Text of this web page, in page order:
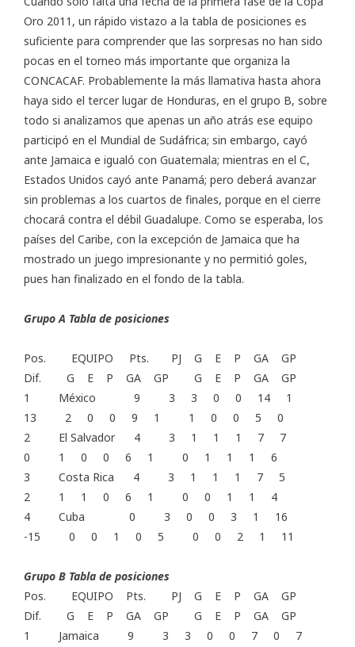
Oro 2011, un rápido vistazo a la tabla de posiciones es
suficiente para comprender que las sorpresas no han sido
pocas en el torneo más importante que organiza la
CONCACAF. Probablemente la más llamativa hasta ahora
haya sido el tercer lugar de Honduras, en el grupo B, sobre
todo si analizamos que apenas un año atrás ese equipo
participó en el Mundial de Sudáfrica; sin embargo, cayó
ante Jamaica e igualó con Guatemala; mientras en el C,
Estados Unidos cayó ante Panamá; pero deberá avanzar
sin problemas a los cuartos de finales, porque en el cierre
chocará contra el débil Guadalupe. Como se esperaba, los
países del Caribe, con la excepción de Jamaica que ha
mostrado un juego impresionante y no permitió goles,
pues han finalizado en el fondo de la tabla.
Grupo A Tabla de posiciones
Pos. EQUIPO Pts. PJ G E P GA GP
Dif. G E P GA GP G E P GA GP
1 México 9 3 3 0 0 14 1
13 2 0 0 9 1 1 0 0 5 0
2 El Salvador 4 3 1 1 1 7 7
0 1 0 0 6 1 0 1 1 1 6
3 Costa Rica 4 3 1 1 1 7 5
2 1 1 0 6 1 0 0 1 1 4
4 Cuba 0 3 0 0 3 1 16
-15 0 0 1 0 5 0 0 2 1 11
Grupo B Tabla de posiciones
Pos. EQUIPO Pts. PJ G E P GA GP
Dif. G E P GA GP G E P GA GP
1 Jamaica 9 3 3 0 0 7 0 7